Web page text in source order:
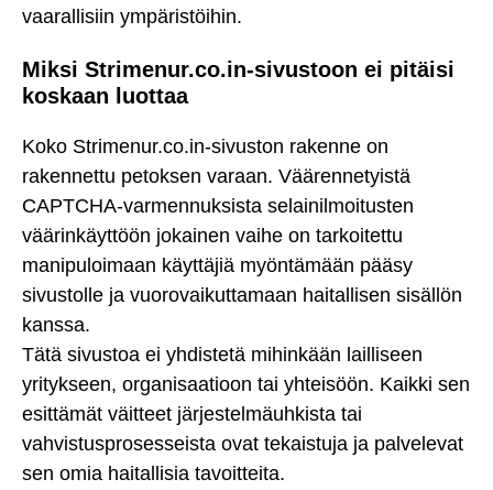
vaarallisiin ympäristöihin.
Miksi Strimenur.co.in-sivustoon ei pitäisi
koskaan luottaa
Koko Strimenur.co.in-sivuston rakenne on
rakennettu petoksen varaan. Väärennetyistä
CAPTCHA-varmennuksista selainilmoitusten
väärinkäyttöön jokainen vaihe on tarkoitettu
manipuloimaan käyttäjiä myöntämään pääsy
sivustolle ja vuorovaikuttamaan haitallisen sisällön
kanssa.
Tätä sivustoa ei yhdistetä mihinkään lailliseen
yritykseen, organisaatioon tai yhteisöön. Kaikki sen
esittämät väitteet järjestelmäuhkista tai
vahvistusprosesseista ovat tekaistuja ja palvelevat
sen omia haitallisia tavoitteita.